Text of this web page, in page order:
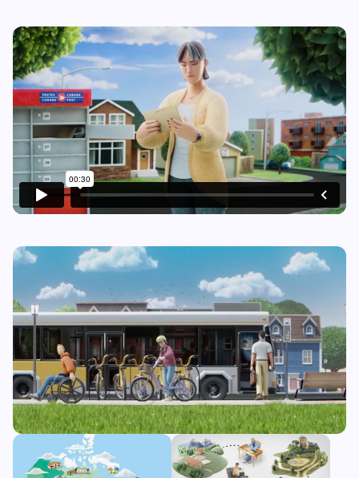
Play video